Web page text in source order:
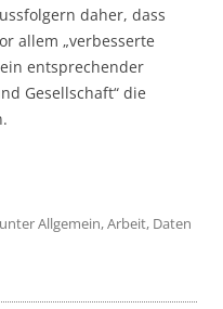
daher, dass
allem „verbesserte
entsprechender
Gesellschaft“ die
unterAllgemein,Arbeit, Daten